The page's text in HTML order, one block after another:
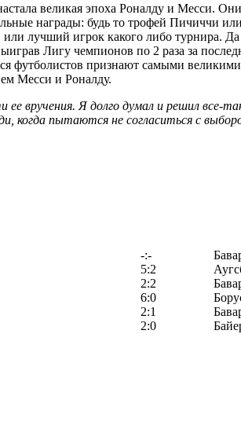
великая эпоха Роналду и Месси.
награды: будь то трофей Пичиччи
лучший игрок какого либо турнира.
Лигу чемпионов по 2 раза за
футболистов признают самыми
Месси и Роналду.
ее вручения. Я долго думал и решил
когда пытаются не согласиться с
-:-
5:2
2:2
6:0
2:1
2:0